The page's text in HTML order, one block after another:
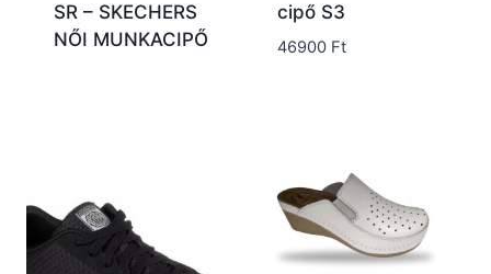
SR – SKECHERS
NŐI MUNKACIPŐ
cipő S3
46900 Ft